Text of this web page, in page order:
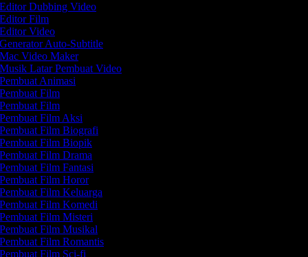
Dubbing Video
Film
Video
Auto-Subtitle
Video Maker
Latar Pembuat Video
Animasi
Film
Film
Film Aksi
Film Biografi
Film Biopik
Film Drama
Film Fantasi
Film Horor
Film Keluarga
Film Komedi
Film Misteri
Film Musikal
Film Romantis
Film Sci-fi